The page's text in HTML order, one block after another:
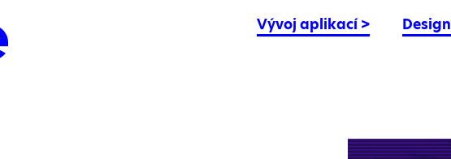
Vývoj aplikací> Design